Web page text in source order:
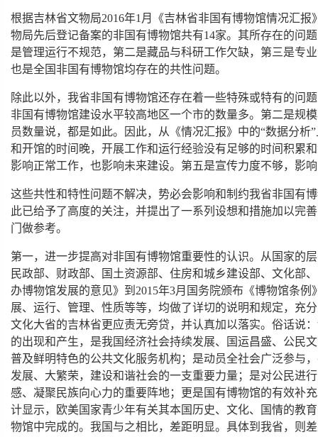
根据吉林省文物局2016年1月《吉林省非国有博物馆情况汇
物局先后登记备案的非国有博物馆共有14家。其所存在的问
是管理运行不规范，第二是藏品与科研工作欠缺，第三是专
也是全国非国有博物馆均存在的共性问题。
除此以外，我省非国有博物馆还存在着一些特殊或特有的问
非国有博物馆建设水平较高地区一个市的数量多。第二是规
员数量说，都是如此。因此，从《情况汇报》中的“数据分
和开馆的时间晚，开展工作和运行经验没有足够的时间积累
影响正常工作，也影响未来建设。第五是宣传力度不够，影
这些共性和特性问题不解决，势必会影响和制约我省非国有
此已给予了高度的关注，并提出了一系列设想和措施加以完
门做参考。
第一，进一步提高对非国有博物馆重要性的认识。从国家的
民政部、财政部、国土资源部、住房和城乡建设部、文化部
办博物馆发展的意见》到2015年3月国务院颁布《博物馆条
展、运行、管理、性质等等，均做了详切的说明和规定，充
文化大省的吉林省更应责无旁贷，并认真加以落实。俗话说
的出现和产生，是我国经济社会持续发展、国运昌盛、公民
普及鲜明特色的公共文化服务机构；是动员全社会广泛参与
发展、大繁荣，建设和谐社会的一支重要力量；是对公民进
感、凝聚民族向心力的重要阵地；更是国有博物馆的有效补
计显示，欧美国家青少年有关其本国历史、文化、国情的教
物馆中完成的。我国与之相比，差距明显。具体到我省，则